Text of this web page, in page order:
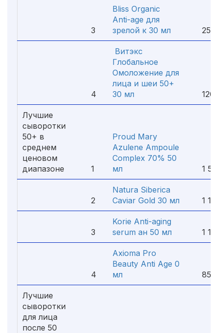
3
Bliss Organic
Anti-age для
зрелой к 30 мл
250
4
Витэкс
Глобальное
Омоложение для
лица и шеи 50+
30 мл
120
Лучшие
сыворотки
50+ в
среднем
ценовом
диапазоне
1
Proud Mary
Azulene Ampoule
Complex 70% 50
мл
1
2
Natura Siberica
Caviar Gold 30 мл
1
3
Korie Anti-aging
serum ан 50 мл
1
4
Axioma Pro
Beauty Anti Age 0
мл
850
Лучшие
сыворотки
для лица
после 50